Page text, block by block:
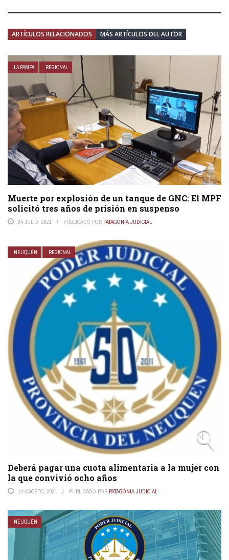
ARTÍCULOS RELACIONADOS MÁS ARTÍCULOS DEL AUTOR
LA PAMPA REGIONAL
Muerte por explosión de un tanque de GNC: El MPF
solicitó tres años de prisión en suspenso
24 JULIO, 2021 PUBLICADO POR PATAGONIA JUDICIAL
NEUQUÉN REGIONAL
Deberá pagar una cuota alimentaria a la mujer con
la que convivió ocho años
14 AGOSTO, 2021 PUBLICADO POR PATAGONIA JUDICIAL
NEUQUÉN